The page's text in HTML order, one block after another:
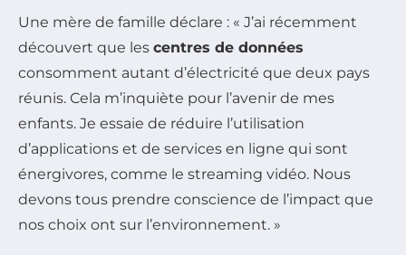
Une mère de famille déclare : « J’ai récemment
découvert que les centres de données
consomment autant d’électricité que deux pays
réunis. Cela m’inquiète pour l’avenir de mes
enfants. Je essaie de réduire l’utilisation
d’applications et de services en ligne qui sont
énergivores, comme le streaming vidéo. Nous
devons tous prendre conscience de l’impact que
nos choix ont sur l’environnement. »